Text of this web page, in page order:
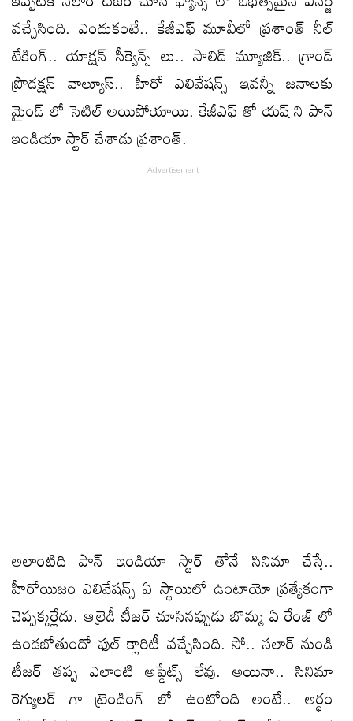
వచ్చేసింది. ఎందుకంటే.. కేజీఎఫ్ మూవీలో ప్రశాంత్ నీల్
టేకింగ్.. యాక్షన్ సీక్వెన్స్ లు.. సాలిడ్ మ్యూజిక్.. గ్రాండ్
ప్రొడక్షన్ వాల్యూస్.. హీరో ఎలివేషన్స్ ఇవన్నీ జనాలకు
మైండ్ లో సెటిల్ అయిపోయాయి. కేజీఎఫ్ తో యష్ ని పాన్
ఇండియా స్టార్ చేశాడు ప్రశాంత్.
అలాంటిది పాన్ ఇండియా స్టార్ తోనే సినిమా చేస్తే..
హీరోయిజం ఎలివేషన్స్ ఏ స్థాయిలో ఉంటాయో ప్రత్యేకంగా
చెప్పక్కర్లేదు. ఆల్రెడీ టీజర్ చూసినప్పుడు బొమ్మ ఏ రేంజ్ లో
ఉండబోతుందో ఫుల్ క్లారిటీ వచ్చేసింది. సో.. సలార్ నుండి
టీజర్ తప్ప ఎలాంటి అప్డేట్స్ లేవు. అయినా.. సినిమా
రెగ్యులర్ గా ట్రెండింగ్ లో ఉంటోంది అంటే.. అర్ధం